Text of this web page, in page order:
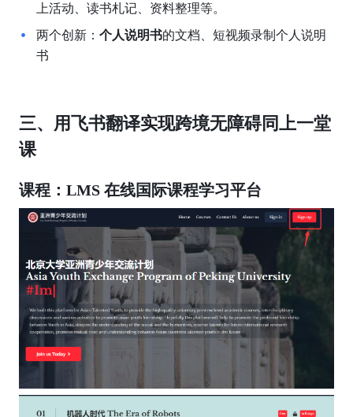
上活动、读书札记、资料整理等。
两个创新： 个人说明书的文档、短视频录制个人说明
书
三、用飞书翻译实现跨境无障碍同上一堂
课
课程：LMS 在线国际课程学习平台